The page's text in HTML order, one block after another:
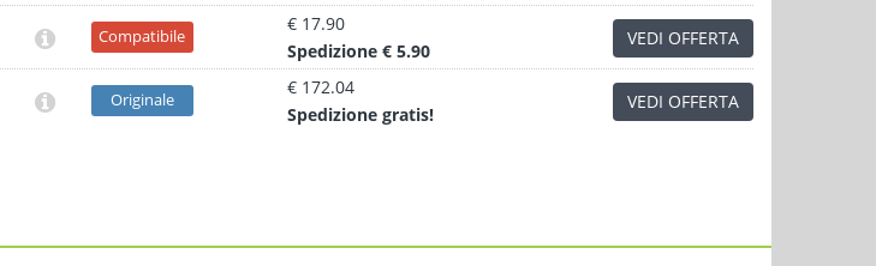
Compatibile
€ 17.90
Spedizione € 5.90
VEDI OFFERTA
Originale
€ 172.04
Spedizione gratis!
VEDI OFFERTA